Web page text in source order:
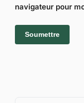
navigateur pour